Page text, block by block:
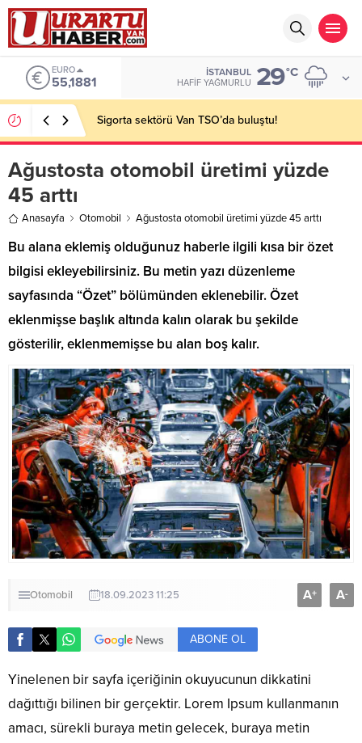
EURO
55,1881
İSTANBUL
HAFIF YAĞMURLU 29°C
Sigorta sektörü Van TSO’da buluştu!
Ağustosta otomobil üretimi yüzde
45 arttı
Anasayfa Otomobil Ağustosta otomobil üretimi yüzde 45 arttı
Bu alana eklemiş olduğunuz haberle ilgili kısa bir özet
bilgisi ekleyebilirsiniz. Bu metin yazı düzenleme
sayfasında “Özet” bölümünden eklenebilir. Özet
eklenmişse başlık altında kalın olarak bu şekilde
gösterilir, eklenmemişse bu alan boş kalır.
Otomobil 18.09.2023 11:25 A+ A-
ABONE OL
Yinelenen bir sayfa içeriğinin okuyucunun dikkatini
dağıttığı bilinen bir gerçektir. Lorem Ipsum kullanmanın
amacı, sürekli buraya metin gelecek, buraya metin